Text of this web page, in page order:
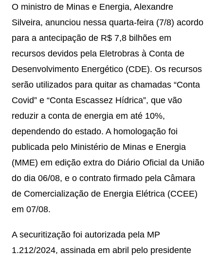
O ministro de Minas e Energia, Alexandre
Silveira, anunciou nessa quarta-feira (7/8) acordo
para a antecipação de R$ 7,8 bilhões em
recursos devidos pela Eletrobras à Conta de
Desenvolvimento Energético (CDE). Os recursos
serão utilizados para quitar as chamadas “Conta
Covid” e “Conta Escassez Hídrica”, que vão
reduzir a conta de energia em até 10%,
dependendo do estado. A homologação foi
publicada pelo Ministério de Minas e Energia
(MME) em edição extra do Diário Oficial da União
do dia 06/08, e o contrato firmado pela Câmara
de Comercialização de Energia Elétrica (CCEE)
em 07/08.
A securitização foi autorizada pela MP
1.212/2024, assinada em abril pelo presidente